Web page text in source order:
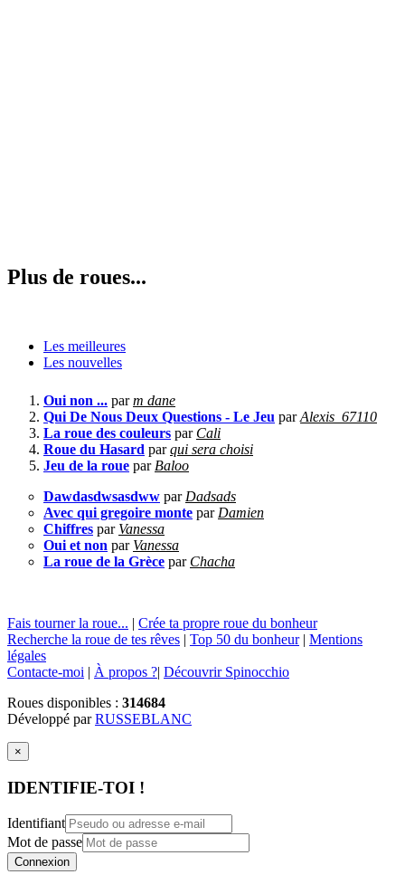
Plus de roues...
Les meilleures
Les nouvelles
Oui non ... parm dane
Qui De Nous Deux Questions - Le Jeu parAlexis_67110
La roue des couleurs par Cali
Roue du Hasard parqui sera choisi
Jeu de la roue par Baloo
Dawdasdwsasdww par Dadsads
Avec qui gregoire monte par Damien
Chiffres par Vanessa
Oui et non par Vanessa
La roue de la Grèce par Chacha
Fais tourner la roue... | Crée ta propre roue du bonheur
Recherche la roue de tes rêves | Top 50 du bonheur| Mentions
légales
Contacte-moi | À propos ?| Découvrir Spinocchio
Roues disponibles : 314684
Développé parRUSSEBLANC
×
IDENTIFIE-TOI !
Identifiant
Mot de passe
Connexion